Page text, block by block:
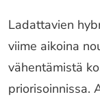
Ladattavien
viime aikoina
vähentämistä
priorisoinnissa.